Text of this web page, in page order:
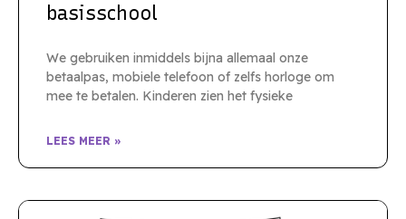
basisschool
We gebruiken inmiddels bijna allemaal onze
betaalpas, mobiele telefoon of zelfs horloge om
mee te betalen. Kinderen zien het fysieke
LEES MEER »